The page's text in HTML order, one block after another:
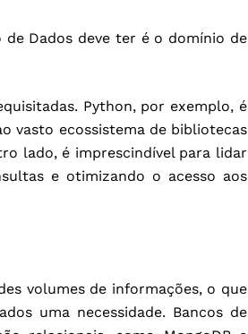
de Dados deve ter é o domínio de
Python, por exemplo, é
vasto ecossistema de bibliotecas
lado, é imprescindível para lidar
e otimizando o acesso aos
volumes de informações, o que
uma necessidade. Bancos de